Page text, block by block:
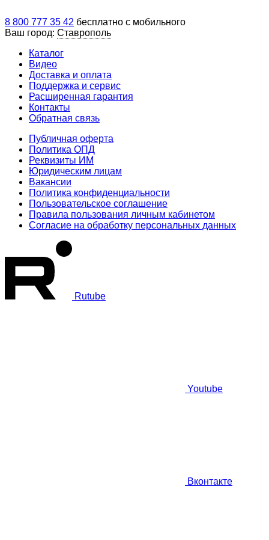
8 800 777 35 42 бесплатно с мобильного
Ваш город: Ставрополь
Каталог
Видео
Доставка и оплата
Поддержка и сервис
Расширенная гарантия
Контакты
Обратная связь
Публичная оферта
Политика ОПД
Реквизиты ИМ
Юридическим лицам
Вакансии
Политика конфиденциальности
Пользовательское соглашение
Правила пользования личным кабинетом
Согласие на обработку персональных данных
Rutube
Youtube
Вконтакте